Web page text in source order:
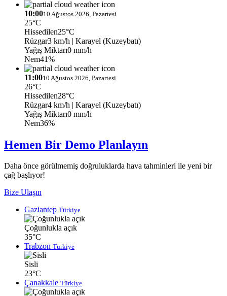
10:0010 Ağustos 2026, Pazartesi
25°C
Hissedilen25°C
Rüzgar3 km/h | Karayel (Kuzeybatı)
Yağış Miktarı0 mm/h
Nem41%
11:0010 Ağustos 2026, Pazartesi
26°C
Hissedilen28°C
Rüzgar4 km/h | Karayel (Kuzeybatı)
Yağış Miktarı0 mm/h
Nem36%
Hemen Bir Demo Planlayın
Daha önce görülmemiş doğruluklarda hava tahminleri ile yeni bir
çağ başlıyor!
Bize Ulaşın
Gaziantep Türkiye
Çoğunlukla açık
35°C
Trabzon Türkiye
Sisli
23°C
Çanakkale Türkiye